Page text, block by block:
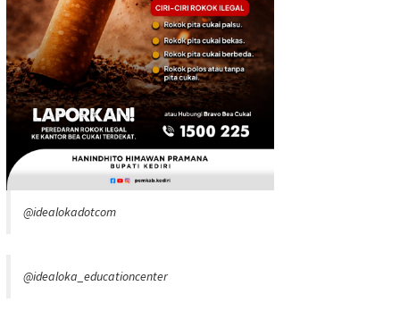
@idealokadotcom
@idealoka_educationcenter